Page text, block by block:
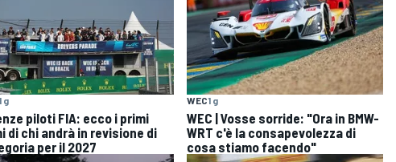
g
piloti FIA: ecco i primi
di chi andrà in revisione di
per il 2027
WEC1 g
WEC | Vosse sorride: "Ora in BMW-
WRT c'è la consapevolezza di
cosa stiamo facendo"